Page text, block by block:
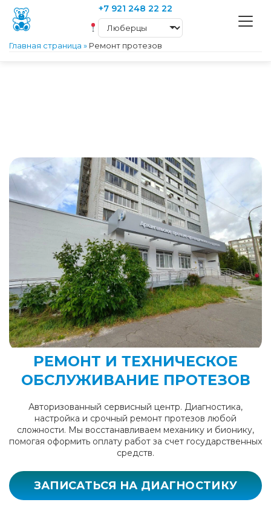
+7 921 248 22 22
Главная страница » Ремонт протезов
РЕМОНТ И ТЕХНИЧЕСКОЕ
ОБСЛУЖИВАНИЕ ПРОТЕЗОВ
Авторизованный сервисный центр. Диагностика,
настройка и срочный ремонт протезов любой
сложности. Мы восстанавливаем механику и бионику,
помогая оформить оплату работ за счет государственных
средств.
ЗАПИСАТЬСЯ НА ДИАГНОСТИКУ